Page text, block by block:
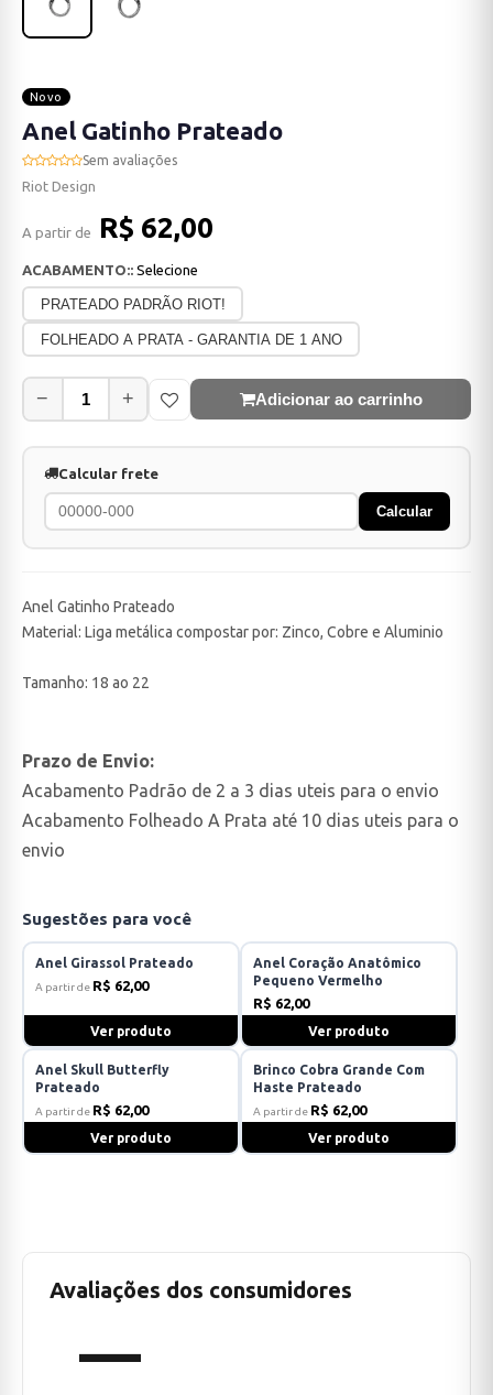
Novo
Anel Gatinho Prateado
Sem avaliações
Riot Design
A partir de R$ 62,00
ACABAMENTO:: Selecione
PRATEADO PADRÃO RIOT!
FOLHEADO A PRATA - GARANTIA DE 1 ANO
− + Adicionar ao carrinho
Calcular frete
Calcular
Anel Gatinho Prateado
Material: Liga metálica compostar por: Zinco, Cobre e Aluminio
Tamanho: 18 ao 22
Prazo de Envio:
Acabamento Padrão de 2 a 3 dias uteis para o envio
Acabamento Folheado A Prata até 10 dias uteis para o
envio
Sugestões para você
Anel Girassol Prateado
A partir de R$ 62,00
Ver produto
Anel Coração Anatômico
Pequeno Vermelho
R$ 62,00
Ver produto
Anel Skull Butterfly
Prateado
A partir de R$ 62,00
Ver produto
Brinco Cobra Grande Com
Haste Prateado
A partir de R$ 62,00
Ver produto
Avaliações dos consumidores
—